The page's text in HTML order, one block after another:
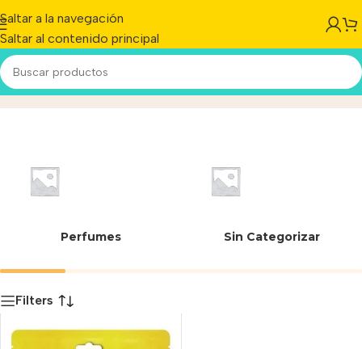
Saltar a la navegación
Saltar al contenido principal
06250Inicio/Producto
Perfumes Sin Categorizar
Filters